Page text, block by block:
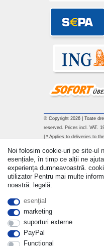
© Copyright 2026 | Toate
reserved. Prices incl. VAT.
| * Applies to deliveries to
Noi folosim cookie-uri pe site-ul
esențiale, în timp ce alții ne
experiența dumneavoastră.
utilizator Pentru mai multe
noastră: legală.
esenţial
marketing
suporturi externe
PayPal
Functional
Withdraw
a